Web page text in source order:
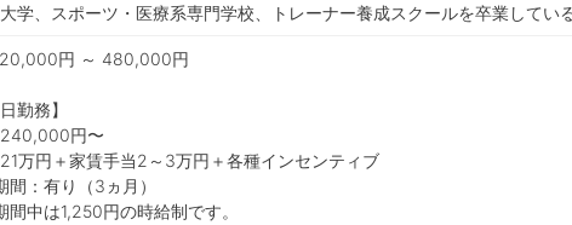
大学、スポーツ・医療系専門学校、トレーナー養成スクールを卒業してい
円 ～ 480,000円
勤務】
240,000円〜
万円＋家賃手当2～3万円＋各種インセンティブ
間：有り（3ヵ月）
間中は1,250円の時給制です。